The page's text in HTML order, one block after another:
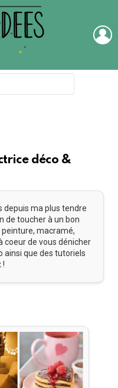
déco &
depuis ma plus tendre
de toucher à un bon
macramé,
coeur de vous dénicher
ainsi que des tutoriels
!